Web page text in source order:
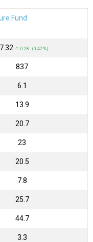
Fund
↑ 0.28 (0.42 %)
₹837
6.1
13.9
20.7
23
20.5
7.8
25.7
44.7
3.3